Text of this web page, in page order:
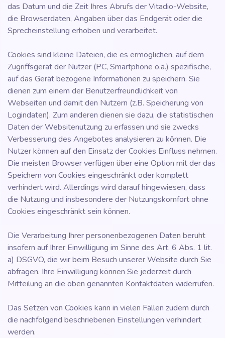
das Datum und die Zeit Ihres Abrufs der Vitadio-Website,
die Browserdaten, Angaben über das Endgerät oder die
Sprecheinstellung erhoben und verarbeitet.
Cookies sind kleine Dateien, die es ermöglichen, auf dem
Zugriffsgerät der Nutzer (PC, Smartphone o.ä.) spezifische,
auf das Gerät bezogene Informationen zu speichern. Sie
dienen zum einem der Benutzerfreundlichkeit von
Webseiten und damit den Nutzern (z.B. Speicherung von
Logindaten). Zum anderen dienen sie dazu, die statistischen
Daten der Websitenutzung zu erfassen und sie zwecks
Verbesserung des Angebotes analysieren zu können. Die
Nutzer können auf den Einsatz der Cookies Einfluss nehmen.
Die meisten Browser verfügen über eine Option mit der das
Speichern von Cookies eingeschränkt oder komplett
verhindert wird. Allerdings wird darauf hingewiesen, dass
die Nutzung und insbesondere der Nutzungskomfort ohne
Cookies eingeschränkt sein können.
Die Verarbeitung Ihrer personenbezogenen Daten beruht
insofern auf Ihrer Einwilligung im Sinne des Art. 6 Abs. 1 lit.
a) DSGVO, die wir beim Besuch unserer Website durch Sie
abfragen. Ihre Einwilligung können Sie jederzeit durch
Mitteilung an die oben genannten Kontaktdaten widerrufen.
Das Setzen von Cookies kann in vielen Fällen zudem durch
die nachfolgend beschriebenen Einstellungen verhindert
werden.